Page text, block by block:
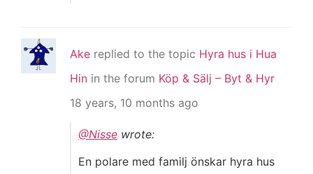
Ake replied to the topic Hyra hus i Hua
Hin in the forum Köp & Sälj – Byt & Hyr
18 years, 10 months ago
@Nisse wrote:
En polare med familj önskar hyra hus